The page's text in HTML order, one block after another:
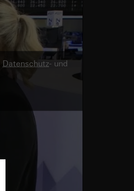
Datenschutz- und